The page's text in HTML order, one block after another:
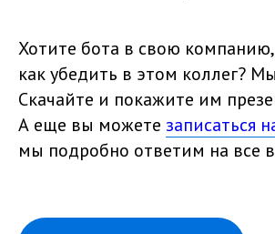
Хотите бота в свою компанию,
как убедить в этом коллег?
Скачайте и покажите им
А еще вы можете записаться
мы подробно ответим на все